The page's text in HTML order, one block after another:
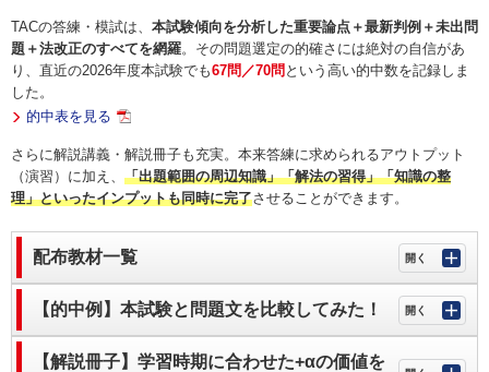
TACの答練・模試は、 本試験傾向を分析した重要論点＋最新判例＋未出問
題＋法改正のすべてを網羅。その問題選定の的確さには絶対の自信があ
り、直近の2026年度本試験でも67問／70問 という高い的中数を記録しま
した。
的中表を見る
さらに解説講義・解説冊子も充実。本来答練に求められるアウトプット
（演習）に加え、 「出題範囲の周辺知識」「解法の習得」「知識の整
理」といったインプットも同時に完了させることができます。
配布教材一覧
【的中例】本試験と問題文を比較してみた！
【解説冊子】学習時期に合わせた+αの価値を